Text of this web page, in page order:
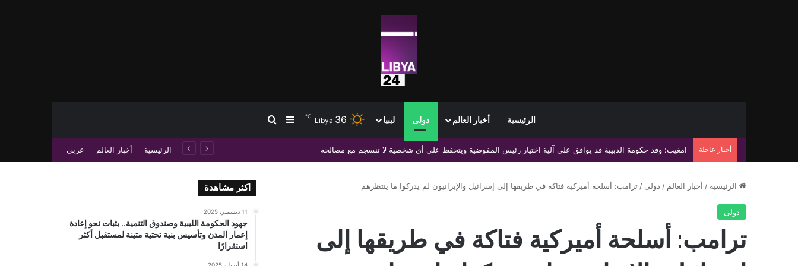
الرئيسية أخبار العالم دولى ليبيا Libya 36
℃ إضافة عمود جانبي
بحث عن
أخبار عاجلة الحكومة الليبية وجنوب السودان توقعان مذكرة تفاهم لتعزيز التعاون العلمي والديني والأكاديمي المشترك الرئيسية أخبار العالم عربى
الرئيسية / أخبار العالم / دولى / ترامب: أسلحة أميركية فتاكة في طريقها إلى إسرائيل والإيرانيون لم يدركوا ما ينتظرهم
دولى
ترامب: أسلحة أميركية فتاكة في طريقها إلى
اكثر مشاهدة
11 ديسمبر، 2025
جهود الحكومة الليبية وصندوق التنمية.. بثبات نحو إعادة
إعمار المدن وتأسيس بنية تحتية متينة لمستقبل أكثر
استقرارًا